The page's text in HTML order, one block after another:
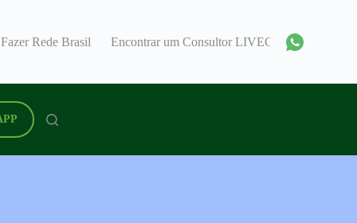
Rede Brasil Encontrar um Consultor LIVEGOOD Brasil